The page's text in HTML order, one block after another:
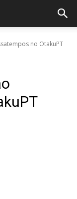
no OtakuPT